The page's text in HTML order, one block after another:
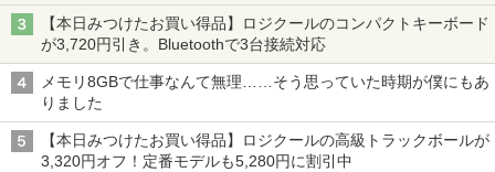
【本日みつけたお買い得品】ロジクールのコンパクトキーボード
が3,720円引き。Bluetoothで3台接続対応
メモリ8GBで仕事なんて無理……そう思っていた時期が僕にもあ
りました
【本日みつけたお買い得品】ロジクールの高級トラックボールが
3,320円オフ！定番モデルも5,280円に割引中